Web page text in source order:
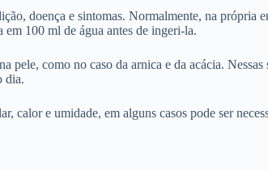
doença e sintomas. Normalmente, na própria
100 ml de água antes de ingeri-la.
pele, como no caso da arnica e da acácia.
dia.
calor e umidade, em alguns casos pode ser